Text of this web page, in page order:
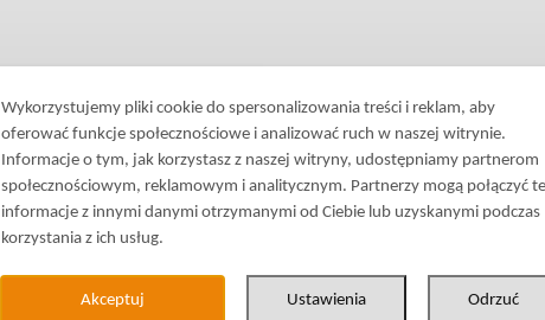
Wykorzystujemy pliki cookie do spersonalizowania treści i reklam, aby
oferować funkcje społecznościowe i analizować ruch w naszej witrynie.
Informacje o tym, jak korzystasz z naszej witryny, udostępniamy partnerom
społecznościowym, reklamowym i analitycznym. Partnerzy mogą połączyć te
informacje z innymi danymi otrzymanymi od Ciebie lub uzyskanymi podczas
korzystania z ich usług.
Akceptuj Ustawienia Odrzuć